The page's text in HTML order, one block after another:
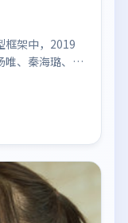
框架中，2019
唯、秦海璐、于
气质偏英国都